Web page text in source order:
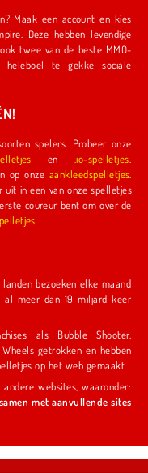
Maak een account en kies
hebben levendige
twee van de beste MMO-
spelers. Probeer onze
en .io-spelletjes
Fashionista's van alle leeftijden zullen dol zijn op onze aankleedspelletjes
bent om over de
bezoeken elke maand
al meer dan 19 miljard keer
als Bubble Shooter,
ze daarmee tot een van de meest iconische spelletjes op het web gemaakt.
websites, waaronder:
samen met aanvullende sites